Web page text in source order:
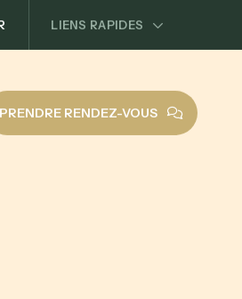
LIENS RAPIDES
PRENDRE RENDEZ-VOUS